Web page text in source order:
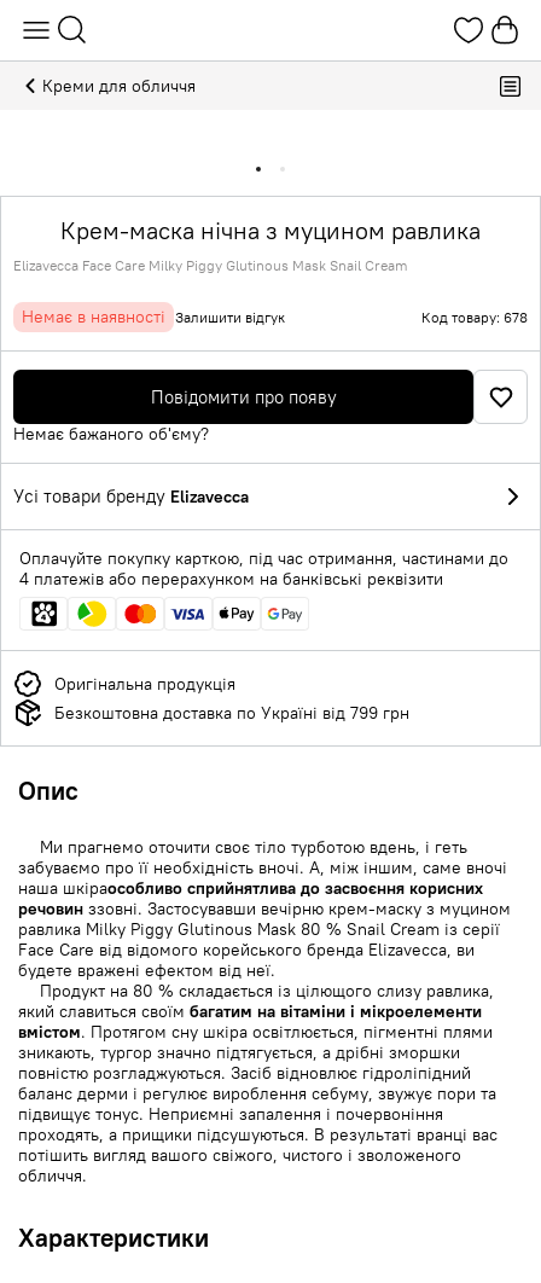
Креми для обличчя
Крем-маска нічна з муцином равлика
Elizavecca Face Care Milky Piggy Glutinous Mask Snail Cream
Немає в наявності Залишити відгук Код товару: 678
Повідомити про появу
Немає бажаного об'єму?
Усі товари бренду Elizavecca
Оплачуйте покупку карткою, під час отримання, частинами до
4 платежів або перерахунком на банківські реквізити
Оригінальна продукція
Безкоштовна доставка по Україні від 799 грн
Опис
Ми прагнемо оточити своє тіло турботою вдень, і геть
забуваємо про її необхідність вночі. А, між іншим, саме вночі
наша шкіраособливо сприйнятлива до засвоєння корисних
речовин ззовні. Застосувавши вечірню крем-маску з муцином
равлика Milky Piggy Glutinous Mask 80 % Snail Cream із серії
Face Care від відомого корейського бренда Elizavecca, ви
будете вражені ефектом від неї.
Продукт на 80 % складається із цілющого слизу равлика,
який славиться своїм багатим на вітаміни і мікроелементи
вмістом. Протягом сну шкіра освітлюється, пігментні плями
зникають, тургор значно підтягується, а дрібні зморшки
повністю розгладжуються. Засіб відновлює гідроліпідний
баланс дерми і регулює вироблення себуму, звужує пори та
підвищує тонус. Неприємні запалення і почервоніння
проходять, а прищики підсушуються. В результаті вранці вас
потішить вигляд вашого свіжого, чистого і зволоженого
обличчя.
Характеристики